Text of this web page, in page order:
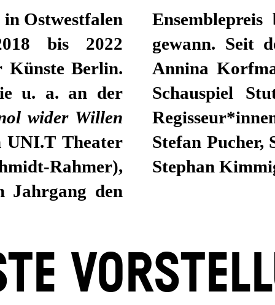
Ostwestfalen
bis 2022
Künste Berlin.
u. a. an der
wider Willen
UNI.T Theater
Rahmer),
Jahrgang den
Ensemblepreis
gewann. Seit
Annina
Schauspiel
Stefan Pucher,
Stephan